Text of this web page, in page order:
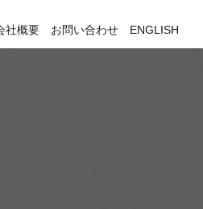
社概要 お問い合わせ ENGLISH